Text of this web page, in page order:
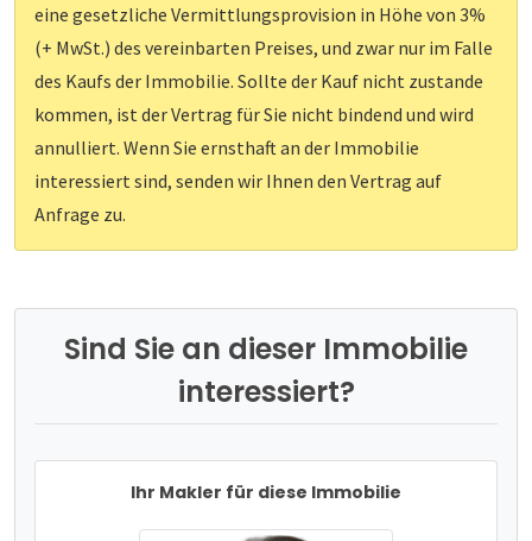
eine gesetzliche Vermittlungsprovision in Höhe von 3%
(+ MwSt.) des vereinbarten Preises, und zwar nur im Falle
des Kaufs der Immobilie. Sollte der Kauf nicht zustande
kommen, ist der Vertrag für Sie nicht bindend und wird
annulliert. Wenn Sie ernsthaft an der Immobilie
interessiert sind, senden wir Ihnen den Vertrag auf
Anfrage zu.
Sind Sie an dieser Immobilie
interessiert?
Ihr Makler für diese Immobilie